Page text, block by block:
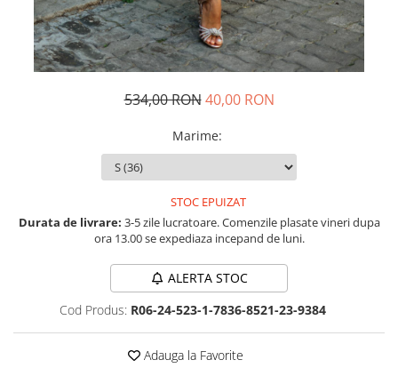
534,00 RON 40,00 RON
Marime:
STOC EPUIZAT
Durata de livrare: 3-5 zile lucratoare. Comenzile plasate vineri dupa
ora 13.00 se expediaza incepand de luni.
ALERTA STOC
Cod Produs: R06-24-523-1-7836-8521-23-9384
Adauga la Favorite